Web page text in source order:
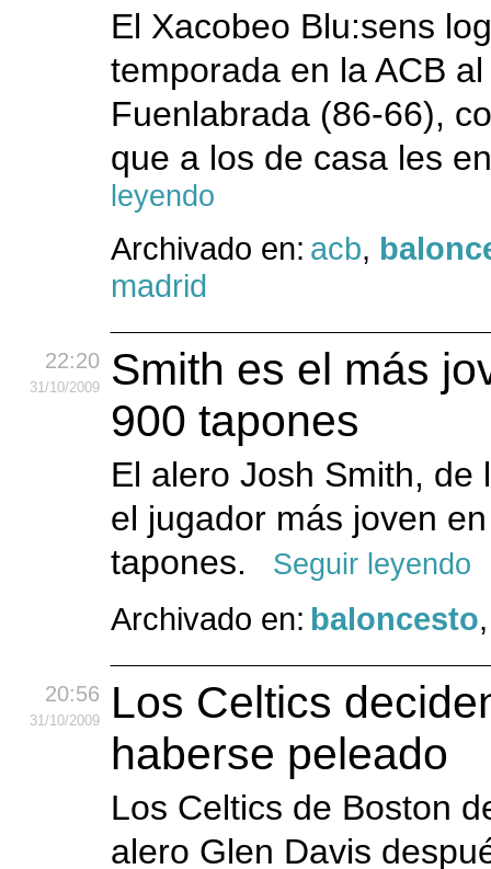
El Xacobeo Blu:sens
temporada en la ACB
Fuenlabrada (86-66),
que a los de casa les
leyendo
Archivado en: acb,
madrid
22:20
31/10/2009
Smith es el más
900 tapones
El alero Josh Smith, de
el jugador más joven
tapones.
Seguir leyendo
Archivado en: baloncesto
20:56
31/10/2009
Los Celtics
haberse peleado
Los Celtics de Boston
alero Glen Davis